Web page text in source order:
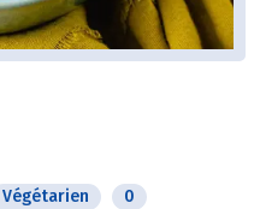
Végétarien 0